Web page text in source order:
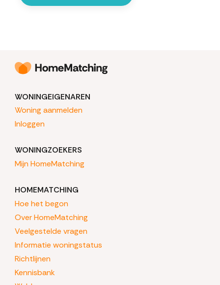
WONINGEIGENAREN
Woning aanmelden
Inloggen
WONINGZOEKERS
Mijn HomeMatching
HOMEMATCHING
Hoe het begon
Over HomeMatching
Veelgestelde vragen
Informatie woningstatus
Richtlijnen
Kennisbank